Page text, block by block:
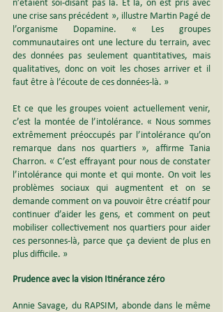
n’étaient soi-disant pas là. Et là, on est pris avec
une crise sans précédent », illustre Martin Pagé de
l’organisme Dopamine. « Les groupes
communautaires ont une lecture du terrain, avec
des données pas seulement quantitatives, mais
qualitatives, donc on voit les choses arriver et il
faut être à l’écoute de ces données-là. »
Et ce que les groupes voient actuellement venir,
c’est la montée de l’intolérance. « Nous sommes
extrêmement préoccupés par l’intolérance qu’on
remarque dans nos quartiers », affirme Tania
Charron. « C’est effrayant pour nous de constater
l’intolérance qui monte et qui monte. On voit les
problèmes sociaux qui augmentent et on se
demande comment on va pouvoir être créatif pour
continuer d’aider les gens, et comment on peut
mobiliser collectivement nos quartiers pour aider
ces personnes-là, parce que ça devient de plus en
plus difficile. »
Prudence avec la vision Itinérance zéro
Annie Savage, du RAPSIM, abonde dans le même